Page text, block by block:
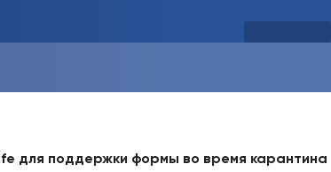
для поддержки формы во время карантина